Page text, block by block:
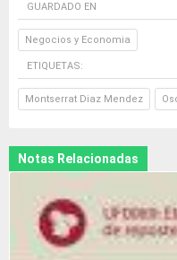
GUARDADO EN
Negocios y Economia
ETIQUETAS:
Montserrat Diaz Mendez
Notas Relacionadas